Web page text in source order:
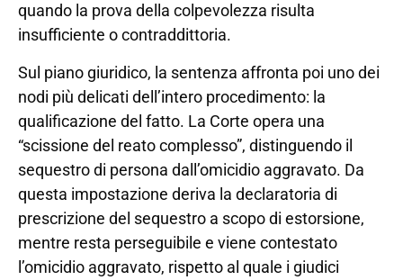
quando la prova della colpevolezza risulta
insufficiente o contraddittoria.
Sul piano giuridico, la sentenza affronta poi uno dei
nodi più delicati dell’intero procedimento: la
qualificazione del fatto. La Corte opera una
“scissione del reato complesso”, distinguendo il
sequestro di persona dall’omicidio aggravato. Da
questa impostazione deriva la declaratoria di
prescrizione del sequestro a scopo di estorsione,
mentre resta perseguibile e viene contestato
l’omicidio aggravato, rispetto al quale i giudici